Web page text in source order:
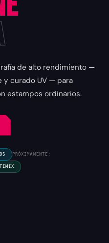
de alto rendimiento —
y curado UV — para
estampos ordinarios.
PRÓXIMAMENTE: